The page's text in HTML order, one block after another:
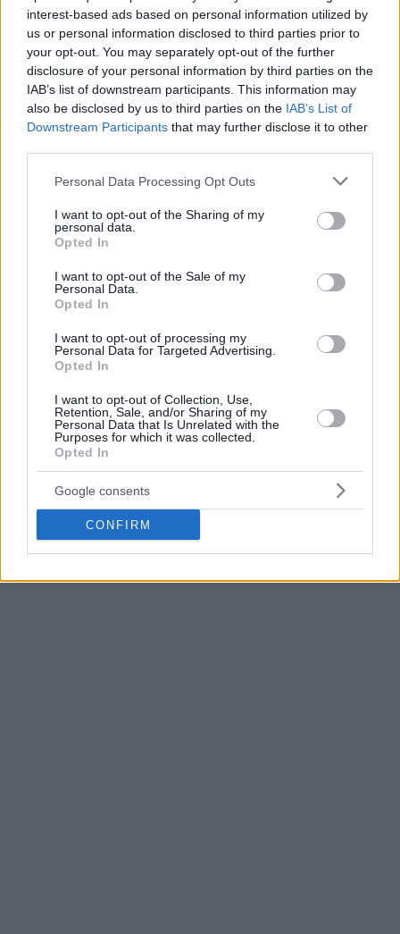
interest-based ads based on personal information utilized by
us or personal information disclosed to third parties prior to
your opt-out. You may separately opt-out of the further
disclosure of your personal information by third parties on the
IAB’s list of downstream participants. This information may
also be disclosed by us to third parties on the IAB’s List of
Downstream Participants that may further disclose it to other
Please note that this website/app uses one or more Google
not limited to your visit or usage behaviour. You may click to
grant or deny consent to Google and its third-party tags to
use your data for below specified purposes in below Google
consent section.
Personal Data Processing Opt Outs
I want to opt-out of the Sharing of my
personal data.
Opted In
I want to opt-out of the Sale of my
Personal Data.
Opted In
I want to opt-out of processing my
Personal Data for Targeted Advertising.
Opted In
I want to opt-out of Collection, Use,
Retention, Sale, and/or Sharing of my
Personal Data that Is Unrelated with the
Purposes for which it was collected.
Opted In
Google consents
CONFIRM
3η Αγωνιστική:
Τρίτη (15/10):Ολυμπιακός–Αρμάνι
Πέμπτη: (17/10):Ρεάλ Μαδρίτης– Παναθηναϊκός
Παρασκευή (18/10):
9η Αγωνιστική:
Τρίτη (12/11): Ολυμπιακός –Βιλερμπάν
Τρίτη (12/11): Παναθηναϊκός – Μακάμπι